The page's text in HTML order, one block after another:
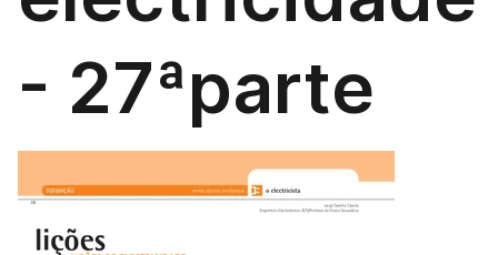
- 27ªparte